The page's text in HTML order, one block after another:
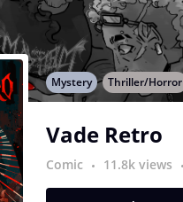
Mystery Thriller/Horror
Vade Retro
Comic 11.8k views